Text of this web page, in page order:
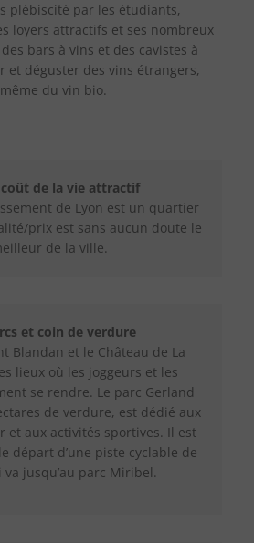
plébiscité par les étudiants,
loyers attractifs et ses nombreux
bars à vins et des cavistes à
et déguster des vins étrangers,
du vin bio.
de la vie attractif
de Lyon est un quartier
prix est sans aucun doute le
de la ville.
et coin de verdure
Blandan et le Château de La
lieux où les joggeurs et les
se rendre. Le parc Gerland
de verdure, est dédié aux
et aux activités sportives. Il est
départ d’une piste cyclable de
va jusqu’au parc Miribel.